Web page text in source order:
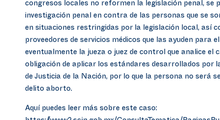
congresos locales no reformen la legislación penal, se
investigación penal en contra de las personas que se
en situaciones restringidas por la legislación local, así
proveedores de servicios médicos que las ayuden para
eventualmente la jueza o juez de control que analice el
obligación de aplicar los estándares desarrollados por
de Justicia de la Nación, por lo que la persona no será
delito aborto.
Aquí puedes leer más sobre este caso: